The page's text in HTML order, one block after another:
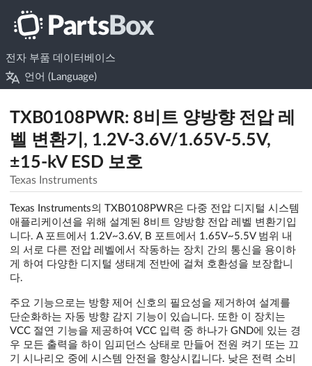
전자 부품 데이터베이스
언어 (Language)
TXB0108PWR: 8비트 양방향 전압 레
벨 변환기, 1.2V-3.6V/1.65V-5.5V,
±15-kV ESD 보호
Texas Instruments
Texas Instruments의 TXB0108PWR은 다중 전압 디지털 시스템
애플리케이션을 위해 설계된 8비트 양방향 전압 레벨 변환기입
니다. A 포트에서 1.2V~3.6V, B 포트에서 1.65V~5.5V 범위 내
의 서로 다른 전압 레벨에서 작동하는 장치 간의 통신을 용이하
게 하여 다양한 디지털 생태계 전반에 걸쳐 호환성을 보장합니
다.
주요 기능으로는 방향 제어 신호의 필요성을 제거하여 설계를
단순화하는 자동 방향 감지 기능이 있습니다. 또한 이 장치는
VCC 절연 기능을 제공하여 VCC 입력 중 하나가 GND에 있는 경
우 모든 출력을 하이 임피던스 상태로 만들어 전원 켜기 또는 끄
기 시나리오 중에 시스템 안전을 향상시킵니다. 낮은 전력 소비